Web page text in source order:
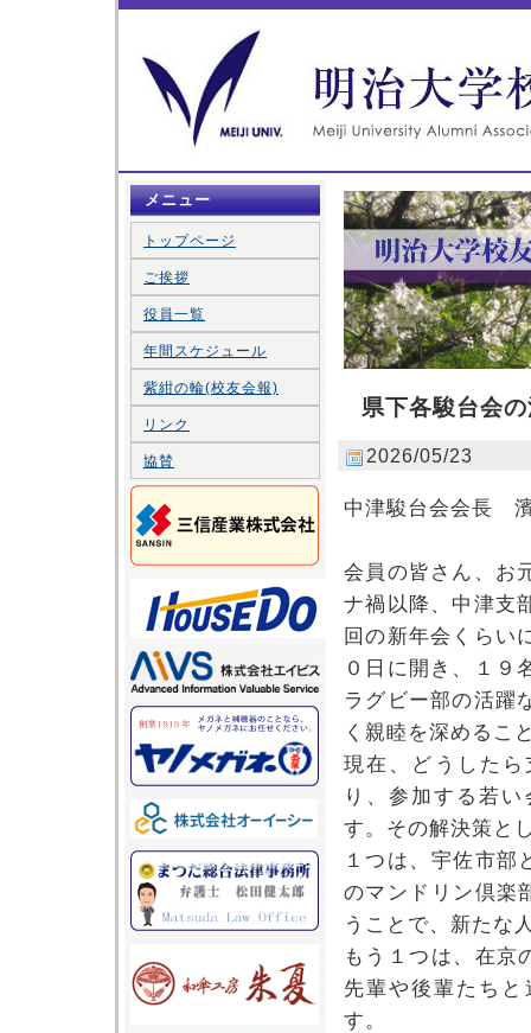
メニュー
トップページ
ご挨拶
役員一覧
年間スケジュール
紫紺の輪(校友会報)
リンク
協賛
県下各駿台会
2026/05/23
中津駿台会会長
会員の皆さん、お
ナ禍以降、中津支
回の新年会くらい
０日に開き、１９
ラグビー部の活躍
く親睦を深めるこ
現在、どうした
り、参加する若
す。その解決策と
１つは、宇佐市部
のマンドリン倶楽
うことで、新たな
もう１つは、在京
先輩や後輩たち
す。